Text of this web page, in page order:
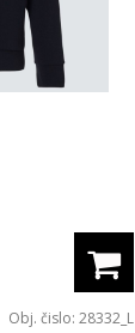
Obj. čislo:28332_L